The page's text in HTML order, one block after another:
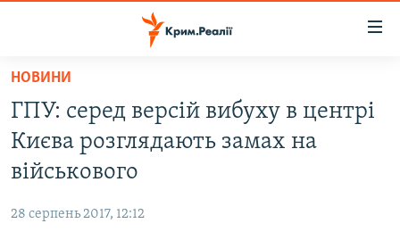
Перейти
основного
матеріалу
Перейти
до
основної
навігації
ВОДА.КРИМ
ВІДЕО ТА ФОТО
БЛОГИ
НОВИНИ
ГПУ: серед версій вибуху в центрі
Києва розглядають замах на
військового
28 серпень 2017, 12:12